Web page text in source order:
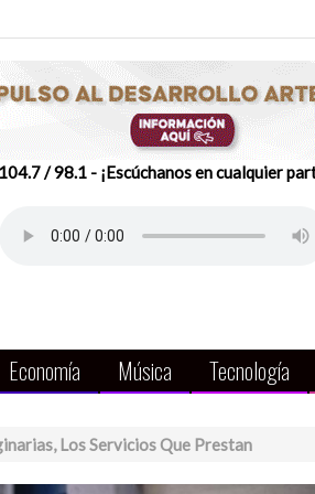
/ 98.1 - ¡Escúchanos en cualquier
Economía Música Tecnología
Los Servicios Que Prestan